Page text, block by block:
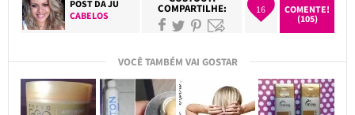
POST DAJU
CABELOS
COMPARTILHE: 16
COMENTE!
(105)
VOCÊ TAMBÉM VAI GOSTAR